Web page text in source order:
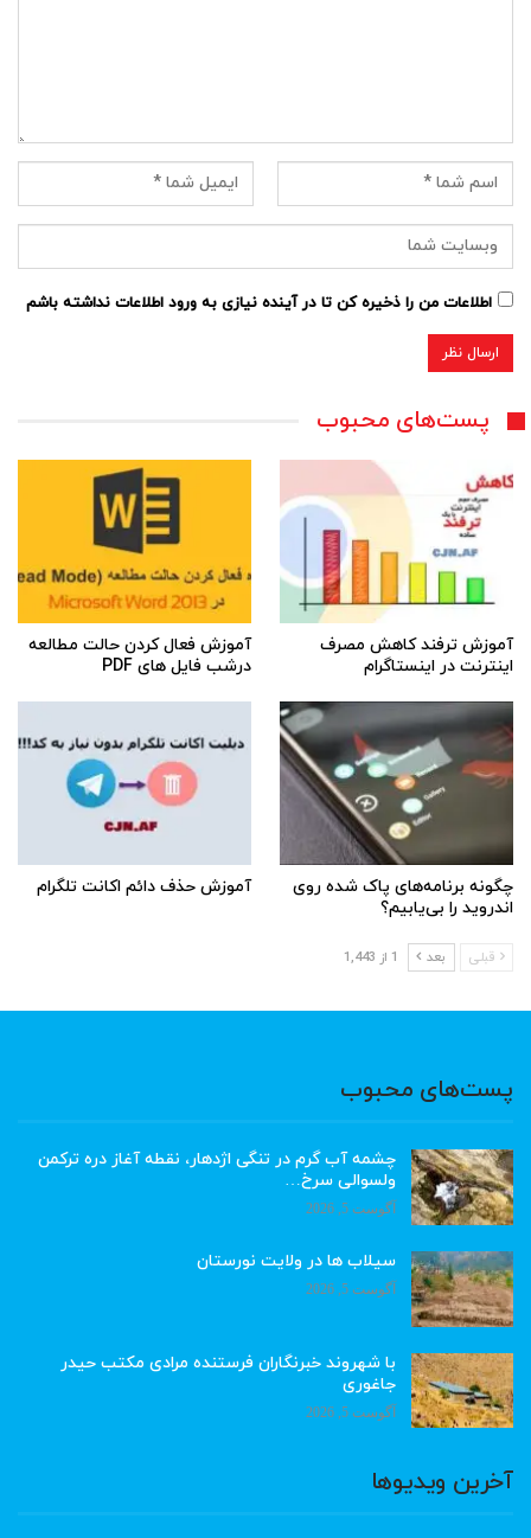
اطلاعات من را ذخیره کن تا در آینده نیازی به ورود اطلاعات نداشته باشم
پست‌های محبوب
آموزش ترفند کاهش مصرف
اینترنت در اینستاگرام
آموزش فعال کردن حالت مطالعه
درشب فایل های PDF
چگونه برنامه‌های پاک شده روی
اندروید را بی‌یابیم؟
آموزش حذف دائم اکانت تلگرام
قبلی بعد 1 از 1,443
پست‌های محبوب
چشمه آب گرم در تنگی اژدهار، نقطه آغاز دره ترکمن
ولسوالی سرخ…
آگوست 5, 2026
سیلاب ها در ولایت نورستان
آگوست 5, 2026
با شهروند خبرنگاران فرستنده مرادی مکتب حیدر
جاغوری
آگوست 5, 2026
آخرین ویدیوها